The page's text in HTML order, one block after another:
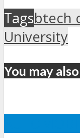
Tagsbtech
University
You may